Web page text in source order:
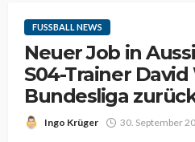
FUSSBALL NEWS
Neuer Job in
S04-Trainer
Bundesliga
Ingo Krüger 30. September